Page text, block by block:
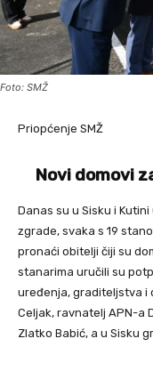
Foto: SMŽ
Priopćenje SMŽ
Novi domovi
Danas su u Sisku i
zgrade, svaka s 19
pronaći obitelji čiji su
stanarima uručili su
uređenja, graditeljstva i
Celjak, ravnatelj APN-a
Zlatko Babić, a u Sisku